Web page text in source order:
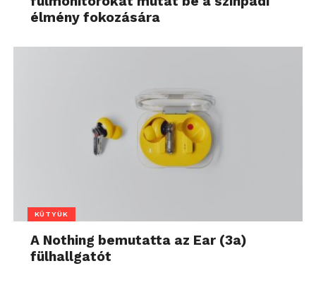
élmény fokozására
KÜTYÜK
A Nothing bemutatta az Ear (3a)
fülhallgatót